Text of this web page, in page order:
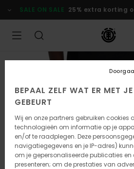
naar
Productinformatie
SALE ON SALE 25% extra korting
BEPAAL ZELF WAT ER MET
GEBEURT
Wij en onze partners gebruiken cookies
technologieën om informatie op je
en/of te raadplegen. Deze
navigatiegegevens en je IP-adres)
om je gepersonaliseerde publicaties en
presenteren; om de prestaties van